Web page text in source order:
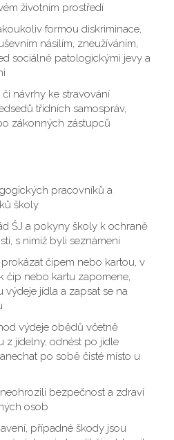
životním prostředí
formou diskriminace,
násilím, zneužíváním,
sociálně patologickými jevy a
návrhy ke stravování
třídních samospráv,
zákonných zástupců
pracovníků a
školy
ŠJ a pokyny školy k ochraně
s nimiž byli seznámeni
čipem nebo kartou, v
čip nebo kartu zapomene,
výdeje jídla a zapsat se na
výdeje obědů včetně
z jídelny, odnést po jídle
po sobě čisté místo u
bezpečnost a zdraví
osob
případné škody jsou